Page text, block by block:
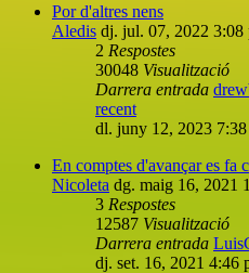
Por d'altres nens
Aledis dj. jul. 07, 2022 3:08
2 Respostes
30048 Visualització
Darrera entrada
recent
dl. juny 12, 2023 7:38
En comptes d'avançar es fa
Nicoleta dg. maig 16, 2021
3 Respostes
12587 Visualització
Darrera entrada
dj. set. 16, 2021 4:46